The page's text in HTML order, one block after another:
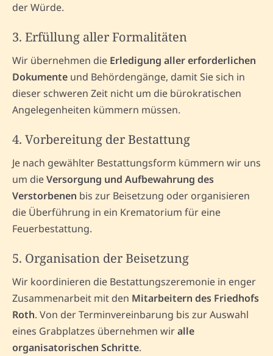
der Würde.
3. Erfüllung aller Formalitäten
Wir übernehmen die Erledigung aller erforderlichen
Dokumente und Behördengänge, damit Sie sich in
dieser schweren Zeit nicht um die bürokratischen
Angelegenheiten kümmern müssen.
4. Vorbereitung der Bestattung
Je nach gewählter Bestattungsform kümmern wir uns
um dieVersorgung und Aufbewahrung des
Verstorbenen bis zur Beisetzung oder organisieren
die Überführung in ein Krematorium für eine
Feuerbestattung.
5. Organisation der Beisetzung
Wir koordinieren die Bestattungszeremonie in enger
Zusammenarbeit mit den Mitarbeitern des Friedhofs
Roth. Von der Terminvereinbarung bis zur Auswahl
eines Grabplatzes übernehmen wiralle
organisatorischen Schritte.